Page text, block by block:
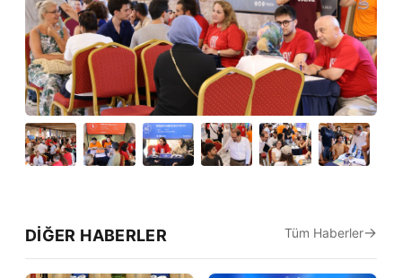
DIĞER HABERLER Tüm Haberler